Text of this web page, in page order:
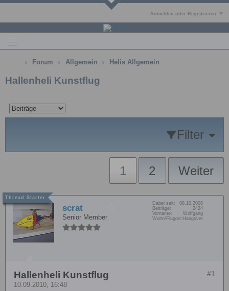
Anmelden oder Registrieren
Forum Allgemein Helis Allgemein
Hallenheli Kunstflug
Filter
1 2 Weiter
scrat
Senior Member
Dabei seit:
08.10.2008
Beiträge:
2424
Vorname:
Wolfgang
Wohn/Flugort: Hangover
#1
Hallenheli Kunstflug
10.09.2010, 16:48